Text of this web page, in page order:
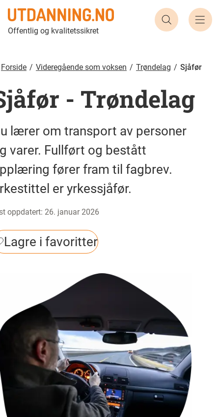
Offentlig og kvalitetssikret
Søk etter
Forside Videregående som voksen Trøndelag Sjåfør
- Trøndelag
lærer om transport av personer
varer. Fullført og bestått
fører fram til fagbrev.
er yrkessjåfør.
oppdatert: 26. januar 2026
Lagre i favoritter